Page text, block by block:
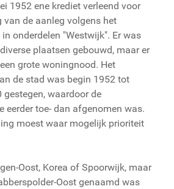
1952 ene krediet verleend voor
van de aanleg volgens het
onderdelen "Westwijk". Er was
plaatsen gebouwd, maar er
grote woningnood. Het
de stad was begin 1952 tot
gestegen, waardoor de
eerder toe- dan afgenomen was.
moest waar mogelijk prioriteit
Oost, Korea of Spoorwijk, maar
Oost genaamd was